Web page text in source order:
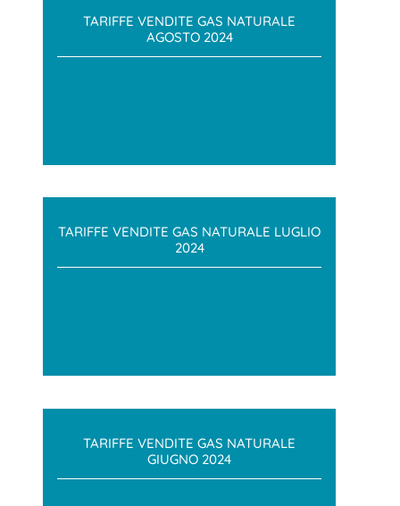
TARIFFE VENDITE GAS NATURALE
AGOSTO 2024
TARIFFE VENDITE GAS NATURALE LUGLIO
2024
TARIFFE VENDITE GAS NATURALE
GIUGNO 2024